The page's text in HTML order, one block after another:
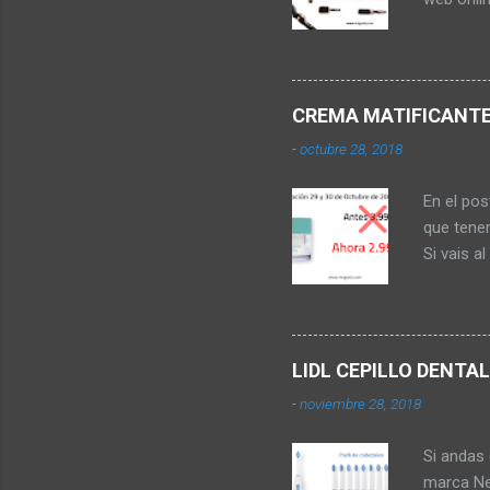
que
Aguilera
tal y
por
CREMA
-octubre 28, 2018
En el
que
Si vais
más
una
crema
LIDL CEPILLO
-noviembre 28, 2018
Si
marca